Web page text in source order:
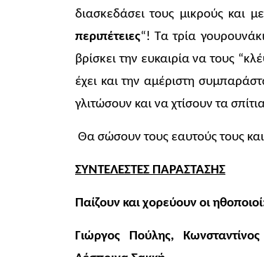
διασκεδάσει τους μικρούς και
περιπέτειες“! Τα τρία
βρίσκει την ευκαιρία να τους
έχει και την αμέριστη
γλιτώσουν και να χτίσουν τα
Θα σώσουν τους εαυτούς τους και
ΣΥΝΤΕΛΕΣΤΕΣ ΠΑΡΑΣΤΑΣΗΣ
Παίζουν και χορεύουν οι
Γιώργος Πούλης,